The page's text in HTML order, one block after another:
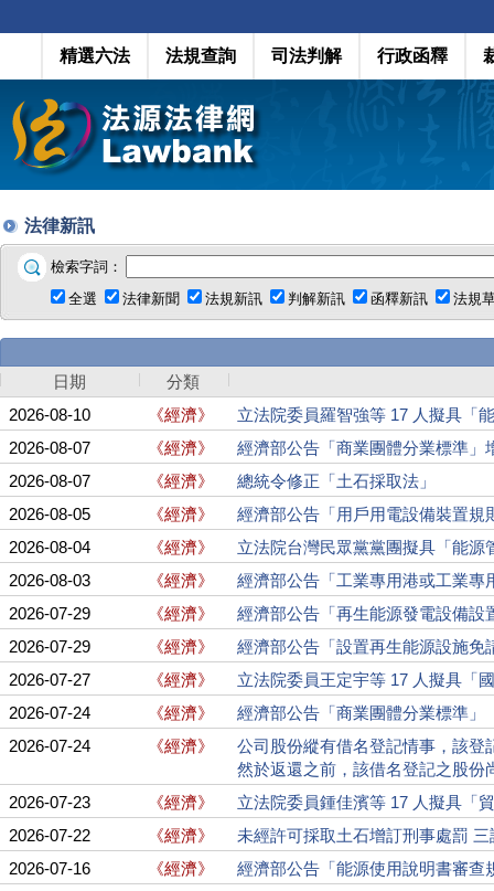
精選六法 法規查詢 司法判解 行政函釋
法律新訊
檢索字詞：
全選
法律新聞 法規新訊 判解新訊 函釋新訊 法規
日期
分類
2026-08-10
《經濟》
立法院委員羅智強等 17 人擬具「
2026-08-07
《經濟》
經濟部公告「商業團體分業標準
2026-08-07
《經濟》
總統令修正「土石採取法」
2026-08-05
《經濟》
經濟部公告「用戶用電設備裝置規
2026-08-04
《經濟》
立法院台灣民眾黨黨團擬具「能源
2026-08-03
《經濟》
經濟部公告「工業專用港或工業專
2026-07-29
《經濟》
經濟部公告「再生能源發電設備設
2026-07-29
《經濟》
經濟部公告「設置再生能源設施免
2026-07-27
《經濟》
立法院委員王定宇等 17 人擬具「
2026-07-24
《經濟》
經濟部公告「商業團體分業標準
2026-07-24
《經濟》
公司股份縱有借名登記情事，該
然於返還之前，該借名登記之股
2026-07-23
《經濟》
立法院委員鍾佳濱等 17 人擬具「
2026-07-22
《經濟》
未經許可採取土石增訂刑事處罰
2026-07-16
《經濟》
經濟部公告「能源使用說明書審查